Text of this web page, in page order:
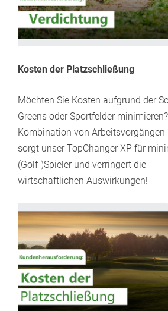
Kosten der Platzschließung
Möchten Sie Kosten aufgrund der
Greens oder Sportfelder
Kombination von Arbeitsvorgängen
sorgt unser TopChanger XP für
(Golf-)Spieler und verringert die
wirtschaftlichen Auswirkungen!